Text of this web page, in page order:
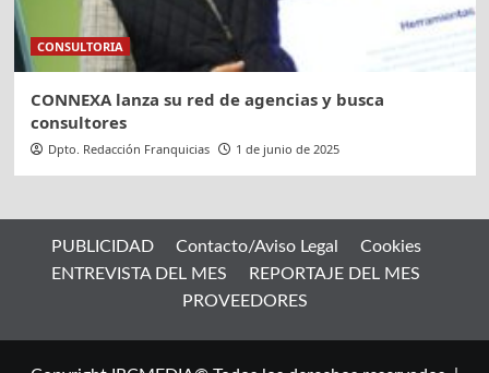
CONSULTORIA
CONNEXA lanza su red de agencias y busca
consultores
Dpto. Redacción Franquicias 1 de junio de 2025
PUBLICIDAD Contacto/Aviso Legal
Cookies
ENTREVISTA DEL MES
REPORTAJE DEL MES
PROVEEDORES